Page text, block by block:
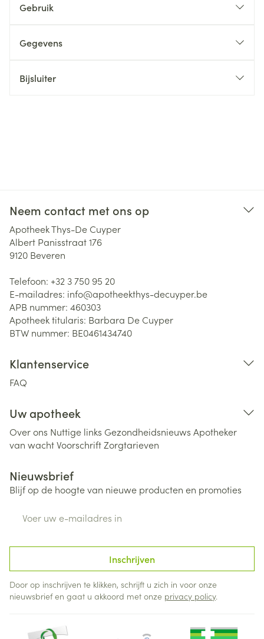
Gebruik
Gegevens
Bijsluiter
Neem contact met ons op
Apotheek Thys-De Cuyper
Albert Panisstraat 176
9120 Beveren
Telefoon: +32 3 750 95 20
E-mailadres: info@apotheekthys-decuyper.be
APB nummer: 460303
Apotheek titularis: Barbara De Cuyper
BTW nummer: BE0461434740
Klantenservice
FAQ
Uw apotheek
Over ons Nuttige links Gezondheidsnieuws Apotheker
van wachtVoorschriftZorgtarieven
Nieuwsbrief
Blijf op de hoogte van nieuwe producten en promoties
Inschrijven
Door op inschrijven te klikken, schrijft u zich in voor onze
nieuwsbrief en gaat u akkoord met onze privacy policy.